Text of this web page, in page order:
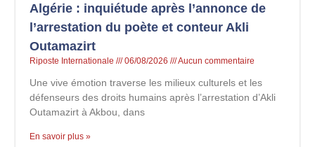
Algérie : inquiétude après l’annonce de
l’arrestation du poète et conteur Akli
Outamazirt
Riposte Internationale 06/08/2026 Aucun commentaire
Une vive émotion traverse les milieux culturels et les
défenseurs des droits humains après l’arrestation d’Akli
Outamazirt à Akbou, dans
En savoir plus »